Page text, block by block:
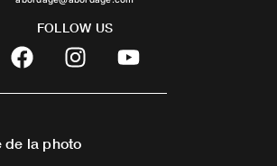
FOLLOW US
F
a
c
b
o
I
n
s
a
g
Y
o
u
de la photo